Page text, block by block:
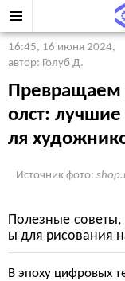
16:45, 16 июня 2024,
автор: Голуб Д.
Превращаем
олст:
ля
Источник фото:
Полезные советы,
ы для рисования
В эпоху цифровых